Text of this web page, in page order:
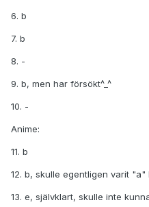
6. b
7. b
8. -
9. b, men har försökt^_^
10. -
Anime:
11. b
12. b, skulle egentligen varit
13. e, självklart, skulle inte